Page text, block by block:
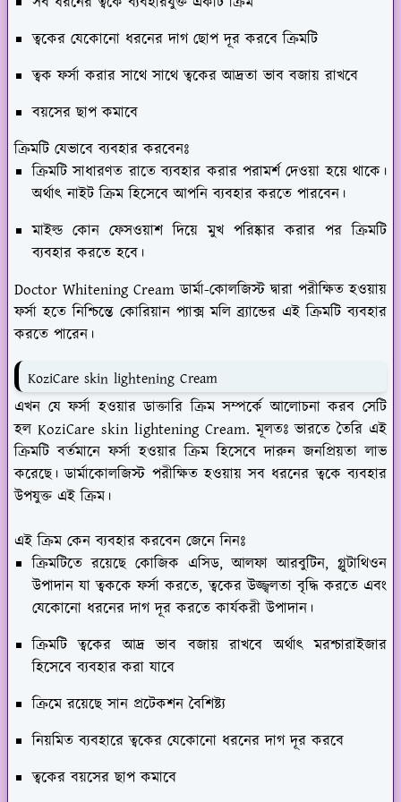
ত্বকের যেকোনো ধরনের দাগ ছোপ দূর করবে ক্রিমটি
ত্বক ফর্সা করার সাথে সাথে ত্বকের আদ্রতা ভাব বজায় রাখবে
বয়সের ছাপ কমাবে
ক্রিমটি যেভাবে ব্যবহার করবেনঃ
ক্রিমটি সাধারণত রাতে ব্যবহার করার পরামর্শ দেওয়া হয়ে থাকে।
অর্থাৎ নাইট ক্রিম হিসেবে আপনি ব্যবহার করতে পারবেন।
মাইল্ড কোন ফেসওয়াশ দিয়ে মুখ পরিষ্কার করার পর ক্রিমটি
ব্যবহার করতে হবে।
Doctor Whitening Cream ডার্মা-কোলজিস্ট দ্বারা পরীক্ষিত হওয়ায়
ফর্সা হতে নিশ্চিন্তে কোরিয়ান প্যাক্স মলি ব্র্যান্ডের এই ক্রিমটি ব্যবহার
করতে পারেন।
KoziCare skin lightening Cream
এখন যে ফর্সা হওয়ার ডাক্তারি ক্রিম সম্পর্কে আলোচনা করব সেটি
হল KoziCare skin lightening Cream. মূলতঃ ভারতে তৈরি এই
ক্রিমটি বর্তমানে ফর্সা হওয়ার ক্রিম হিসেবে দারুন জনপ্রিয়তা লাভ
করেছে। ডার্মাকোলজিস্ট পরীক্ষিত হওয়ায় সব ধরনের ত্বকে ব্যবহার
উপযুক্ত এই ক্রিম।
এই ক্রিম কেন ব্যবহার করবেন জেনে নিনঃ
ক্রিমটিতে রয়েছে কোজিক এসিড, আলফা আরবুটিন, গ্লুটাথিওন
উপাদান যা ত্বককে ফর্সা করতে, ত্বকের উজ্জ্বলতা বৃদ্ধি করতে এবং
যেকোনো ধরনের দাগ দূর করতে কার্যকরী উপাদান।
ক্রিমটি ত্বকের আদ্র ভাব বজায় রাখবে অর্থাৎ মরশ্চারাইজার
হিসেবে ব্যবহার করা যাবে
ক্রিমে রয়েছে সান প্রটেকশন বৈশিষ্ট্য
নিয়মিত ব্যবহারে ত্বকের যেকোনো ধরনের দাগ দূর করবে
ত্বকের বয়সের ছাপ কমাবে